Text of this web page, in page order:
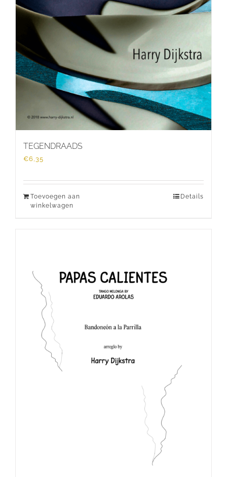
TEGENDRAADS
€6,35
Toevoegen aan
winkelwagen
Details